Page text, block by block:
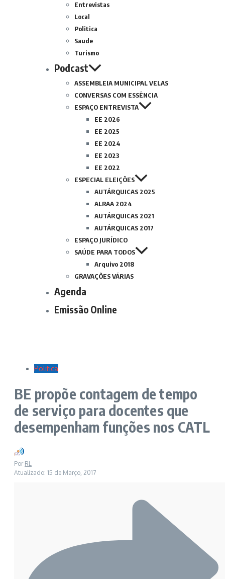
Entrevistas
Local
Politica
Saude
Turismo
Podcast
ASSEMBLEIA MUNICIPAL VELAS
CONVERSAS COM ESSÊNCIA
ESPAÇO ENTREVISTA
EE 2026
EE 2025
EE 2024
EE 2023
EE 2022
ESPECIAL ELEIÇÕES
AUTÁRQUICAS 2025
ALRAA 2024
AUTÁRQUICAS 2021
AUTÁRQUICAS 2017
ESPAÇO JURÍDICO
SAÚDE PARA TODOS
Arquivo 2018
GRAVAÇÕES VÁRIAS
Agenda
Emissão Online
Politica
BE propõe contagem de tempo
de serviço para docentes que
desempenham funções nos CATL
Por RL
Atualizado: 15 de Março, 2017